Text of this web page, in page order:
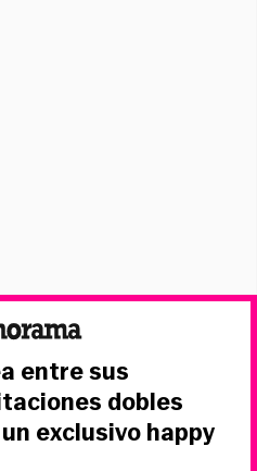
entre sus
dobles
exclusivo happy